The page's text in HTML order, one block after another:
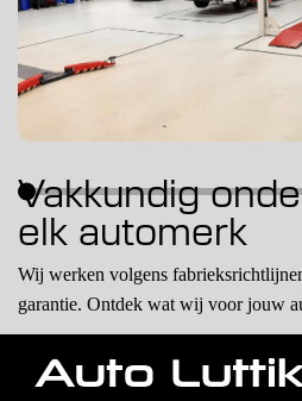
Vakkundig
elk automerk
Wij werken volgens
garantie. Ontdek wat wij voor jouw
Lees meer